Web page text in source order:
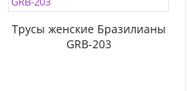
Трусы женские Бразилианы
GRB-203